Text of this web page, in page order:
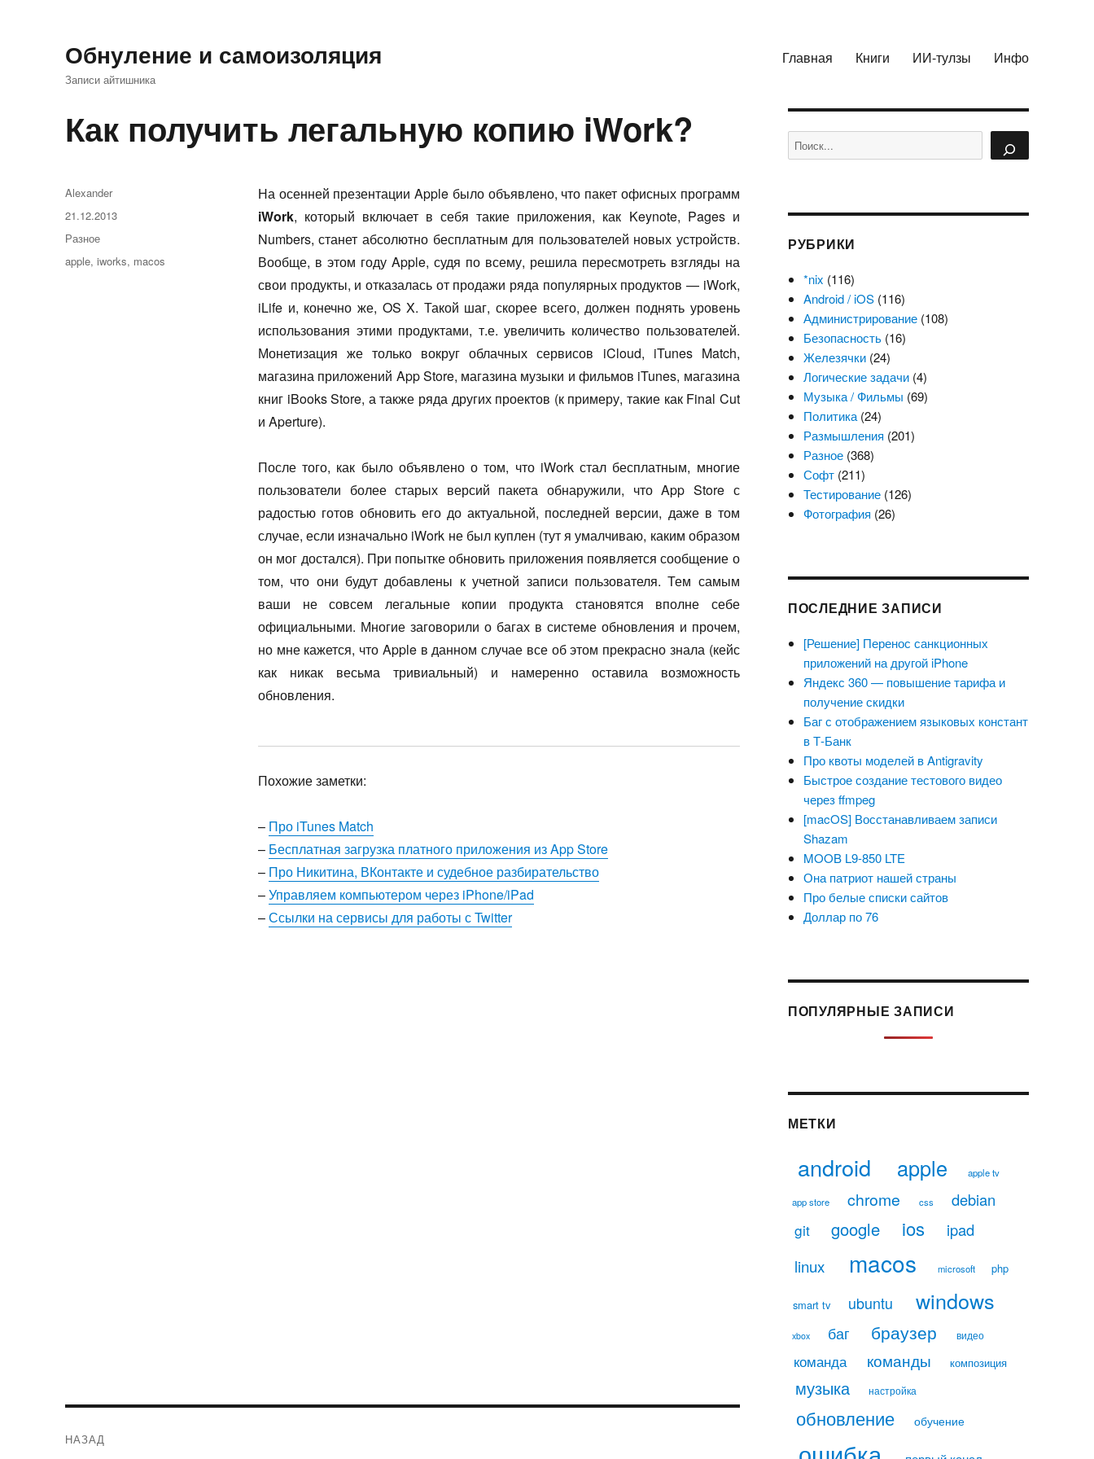
Обнуление и самоизоляция
Записи айтишника
Главная Книги ИИ-тулзы Инфо
Как получить легальную копию iWork?
На осенней презентации Apple было объявлено, что пакет офисных программ
iWork, который включает в себя такие приложения, как Keynote, Pages и
Numbers, станет абсолютно бесплатным для пользователей новых устройств.
Вообще, в этом году Apple, судя по всему, решила пересмотреть взгляды на
свои продукты, и отказалась от продажи ряда популярных продуктов — iWork,
iLife и, конечно же, OS X. Такой шаг, скорее всего, должен поднять уровень
использования этими продуктами, т.е. увеличить количество пользователей.
Монетизация же только вокруг облачных сервисов iCloud, iTunes Match,
магазина приложений App Store, магазина музыки и фильмов iTunes, магазина
книг iBooks Store, а также ряда других проектов (к примеру, такие как Final Cut
и Aperture).
После того, как было объявлено о том, что iWork стал бесплатным, многие
пользователи более старых версий пакета обнаружили, что App Store с
радостью готов обновить его до актуальной, последней версии, даже в том
случае, если изначально iWork не был куплен (тут я умалчиваю, каким образом
он мог достался). При попытке обновить приложения появляется сообщение о
том, что они будут добавлены к учетной записи пользователя. Тем самым
ваши не совсем легальные копии продукта становятся вполне себе
официальными. Многие заговорили о багах в системе обновления и прочем,
но мне кажется, что Apple в данном случае все об этом прекрасно знала (кейс
как никак весьма тривиальный) и намеренно оставила возможность
обновления.
Похожие заметки:
– Про iTunes Match
– Бесплатная загрузка платного приложения из App Store
– Про Никитина, ВКонтакте и судебное разбирательство
–Управляем компьютером через iPhone/iPad
–Ссылки на сервисы для работы с Twitter
Автор
Alexander
Опубликовано
21.12.2013
Рубрики
Разное
Метки
apple,iworks, macos
НАЗАД
Поиск
РУБРИКИ
*nix (116)
Android / iOS(116)
Администрирование(108)
Безопасность(16)
Железячки(24)
Логические задачи(4)
Музыка / Фильмы (69)
Политика(24)
Размышления (201)
Разное(368)
Софт(211)
Тестирование(126)
Фотография (26)
ПОСЛЕДНИЕ ЗАПИСИ
[Решение] Перенос санкционных
приложений на другой iPhone
Яндекс 360 — повышение тарифа и
получение скидки
Баг с отображением языковых констант
в Т-Банк
Про квоты моделей в Antigravity
Быстрое создание тестового видео
через ffmpeg
[macOS] Восстанавливаем записи
Shazam
MOOB L9-850 LTE
Она патриот нашей страны
Про белые списки сайтов
Доллар по 76
ПОПУЛЯРНЫЕ ЗАПИСИ
МЕТКИ
android apple apple tv
app store chrome css debian
git google ios ipad
linux macos microsoft php
smart tv ubuntu windows
xbox баг браузер видео
команда команды композиция
музыка настройка
обновление обучение